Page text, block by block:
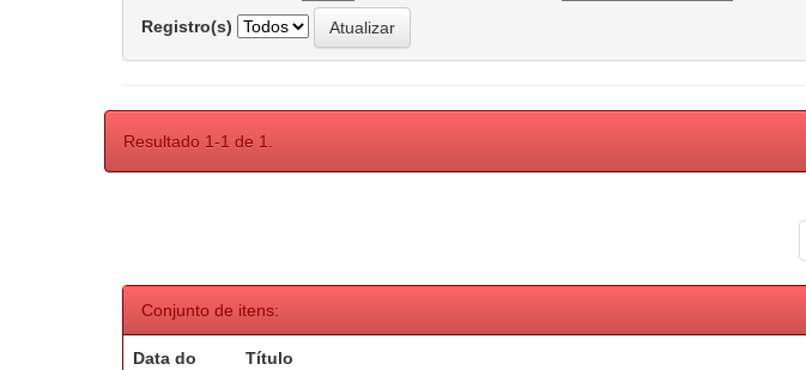
Registro(s)
Resultado 1-1 de 1.
Conjunto de itens:
Data do Título